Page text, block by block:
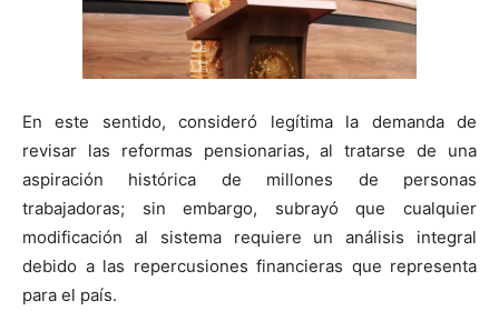
En este sentido, consideró legítima la demanda de
revisar las reformas pensionarias, al tratarse de una
aspiración histórica de millones de personas
trabajadoras; sin embargo, subrayó que cualquier
modificación al sistema requiere un análisis integral
debido a las repercusiones financieras que representa
para el país.